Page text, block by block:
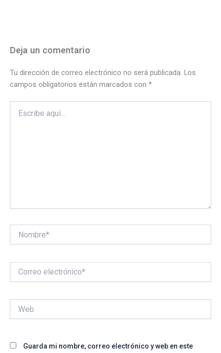
Deja un comentario
Tu dirección de correo electrónico no será publicada. Los
campos obligatorios están marcados con *
aquí...
electrónico*
Guarda mi nombre, correo electrónico y web en este